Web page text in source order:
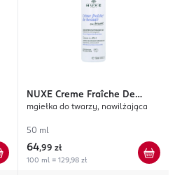
NUXE Creme Fraîche De
Beauté
mgiełka do twarzy, nawilżająca
50 ml
64,99 zł
100 ml = 129,98 zł